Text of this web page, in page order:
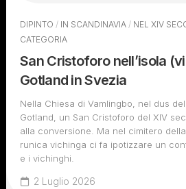
DIPINTO / IN SCANDINAVIA / NEL XIV
CATEGORIA
San Cristoforo nell’isola
Gotland in Svezia
Nella Chiesa di Vamlingbo, nel dus
Gotland, un San Cristoforo del XIV
alla conversione. Ma nel cimitero
runica vichinga ci fa ipotizzare un
e i vichinghi.
2 Luglio 2026